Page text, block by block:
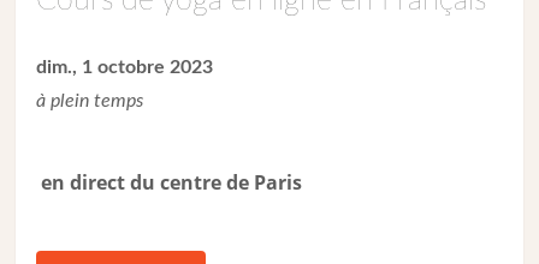
dim., 1 octobre 2023
à plein temps
en direct du centre de Paris